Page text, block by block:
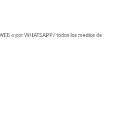
o por WHATSAPP/ todos los medios de